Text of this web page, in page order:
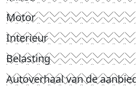
Motor
Interieur
Belasting
Autoverhaal van de